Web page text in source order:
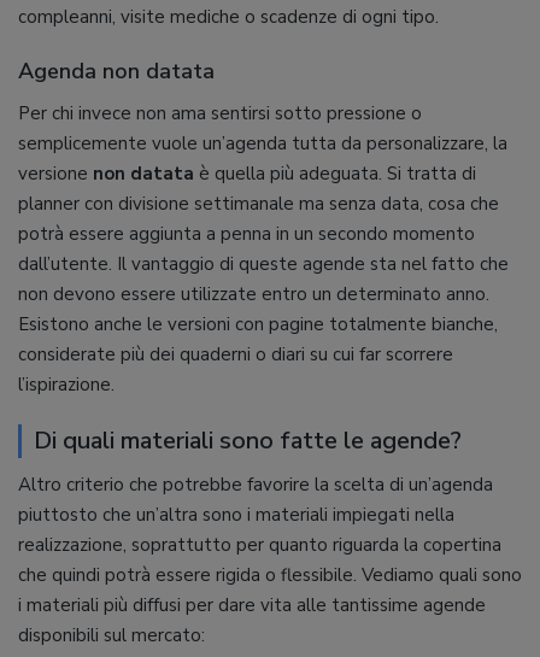
compleanni, visite mediche o scadenze di ogni tipo.
Agenda non datata
Per chi invece non ama sentirsi sotto pressione o
semplicemente vuole un’agenda tutta da personalizzare, la
versione non datata è quella più adeguata. Si tratta di
planner con divisione settimanale ma senza data, cosa che
potrà essere aggiunta a penna in un secondo momento
dall’utente. Il vantaggio di queste agende sta nel fatto che
non devono essere utilizzate entro un determinato anno.
Esistono anche le versioni con pagine totalmente bianche,
considerate più dei quaderni o diari su cui far scorrere
l’ispirazione.
Di quali materiali sono fatte le agende?
Altro criterio che potrebbe favorire la scelta di un’agenda
piuttosto che un’altra sono i materiali impiegati nella
realizzazione, soprattutto per quanto riguarda la copertina
che quindi potrà essere rigida o flessibile. Vediamo quali sono
i materiali più diffusi per dare vita alle tantissime agende
disponibili sul mercato: